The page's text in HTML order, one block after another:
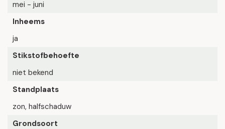
mei - juni
Inheems
ja
Stikstofbehoefte
niet bekend
Standplaats
zon, halfschaduw
Grondsoort